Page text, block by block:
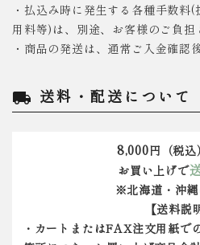
・払込み時に発生する各種手数
用料等)は、別途、お客様のご負担
・商品の発送は、通常ご入金確認
local_shipping 送料・配送について
8,000円（税
お買い上げで
※北海道・沖
【送料説
・カートまたはFAX注文用紙で